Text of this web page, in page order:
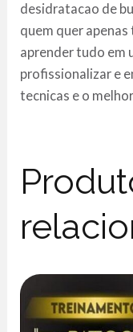
desidratacao de
quem quer
aprender tudo em
profissionalizar e
tecnicas e o